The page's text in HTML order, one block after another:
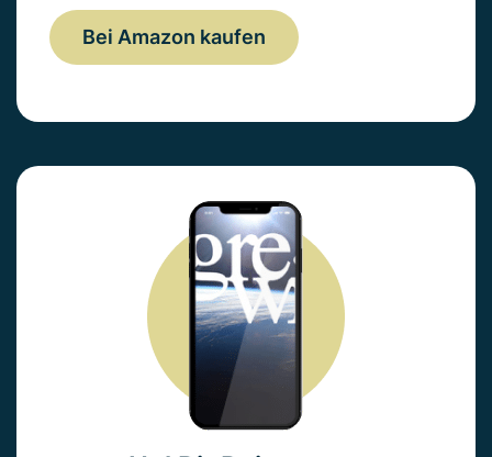
Bei Amazon kaufen